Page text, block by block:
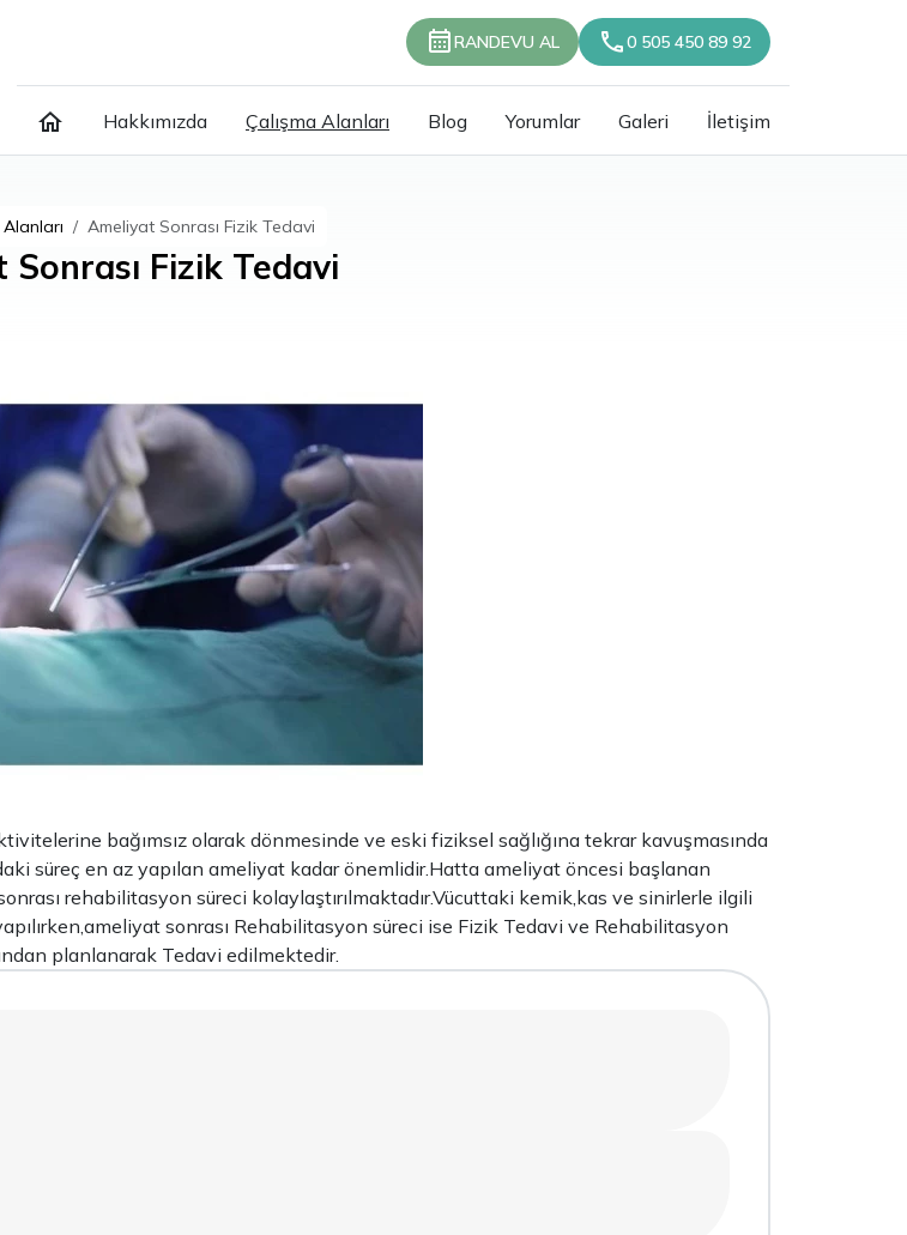
RANDEVU AL 0 505 450 89 92
Hakkımızda Çalışma Alanları Blog Yorumlar Galeri İletişim
Ameliyat Sonrası Fizik Tedavi
Fizik Tedavi
bağımsız olarak dönmesinde ve eski fiziksel sağlığına tekrar kavuşmasında
süreç en az yapılan ameliyat kadar önemlidir.Hatta ameliyat öncesi başlanan
rehabilitasyon süreci kolaylaştırılmaktadır.Vücuttaki kemik,kas ve sinirlerle ilgili
sonrası Rehabilitasyon süreci ise Fizik Tedavi ve Rehabilitasyon
planlanarak Tedavi edilmektedir.